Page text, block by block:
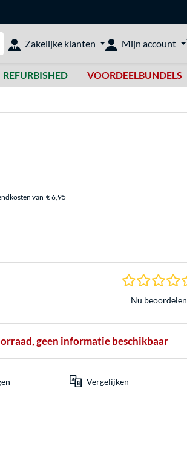
doorzoeken
Zakelijke klanten Mijn account
REFURBISHED VOORDEELBUNDELS
van € 6,95
Nu beoordelen
geen informatie beschikbaar
Vergelijken